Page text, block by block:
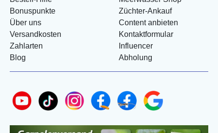
Bonuspunkte
Über uns
Versandkosten
Zahlarten
Blog
Züchter-Ankauf
Content anbieten
Kontaktformular
Influencer
Abholung